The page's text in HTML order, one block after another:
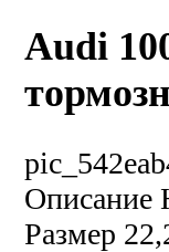
Audi
Описание
Размер